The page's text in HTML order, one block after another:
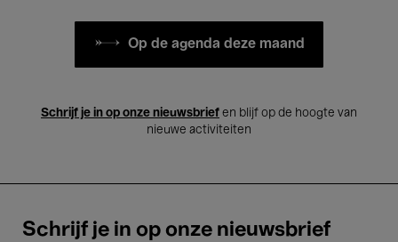
Op de agenda deze maand
Schrijf je in op onze nieuwsbrief en blijf op de hoogte van
nieuwe activiteiten
Schrijf je in op onze nieuwsbrief